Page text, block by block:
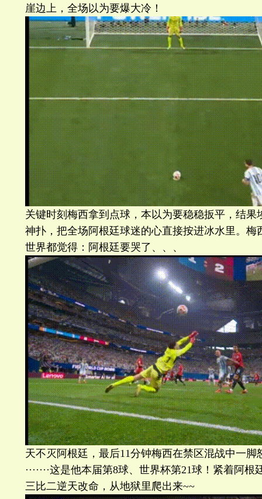
崖边上，全场以为要爆大冷！
关键时刻梅西拿到点球，本以为要稳稳扳平，结果
神扑，把全场阿根廷球迷的心直接按进冰水里。梅
世界都觉得：阿根廷要哭了、、、
天不灭阿根廷，最后11分钟梅西在禁区混战中一脚
·······这是他本届第8球、世界杯第21球！紧着阿
三比二逆天改命，从地狱里爬出来~~